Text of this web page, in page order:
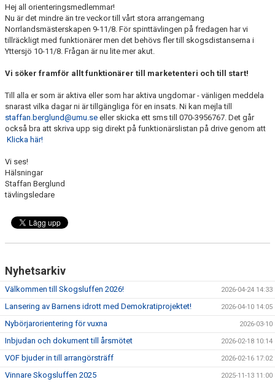
UNGDOM
TÄVLING
KALENDER
VANLIGA FRÅGOR
Hej all orienteringsmedlemmar!
Nu är det mindre än tre veckor till vårt stora arrangemang
Norrlandsmästerskapen 9-11/8. För spinttävlingen på fredagen har vi
tillräckligt med funktionärer men det behövs fler till skogsdistanserna i
Yttersjö 10-11/8. Frågan är nu lite mer akut.
Vi söker framför allt funktionärer till marketenteri och till start!
Till alla er som är aktiva eller som har aktiva ungdomar - vänligen meddela
snarast vilka dagar ni är tillgängliga för en insats. Ni kan mejla till
staffan.berglund@umu.se eller skicka ett sms till 070-3956767. Det går
också bra att skriva upp sig direkt på funktionärslistan på drive genom att
Klicka här!
Vi ses!
Hälsningar
Staffan Berglund
tävlingsledare
Nyhetsarkiv
Välkommen till Skogsluffen 2026! 2026-04-24 14:33
Lansering av Barnens idrott med Demokratiprojektet! 2026-04-10 14:05
Nybörjarorientering för vuxna 2026-03-10
Inbjudan och dokument till årsmötet 2026-02-18 10:14
VOF bjuder in till arrangörsträff 2026-02-16 17:02
Vinnare Skogsluffen 2025 2025-11-13 11:00